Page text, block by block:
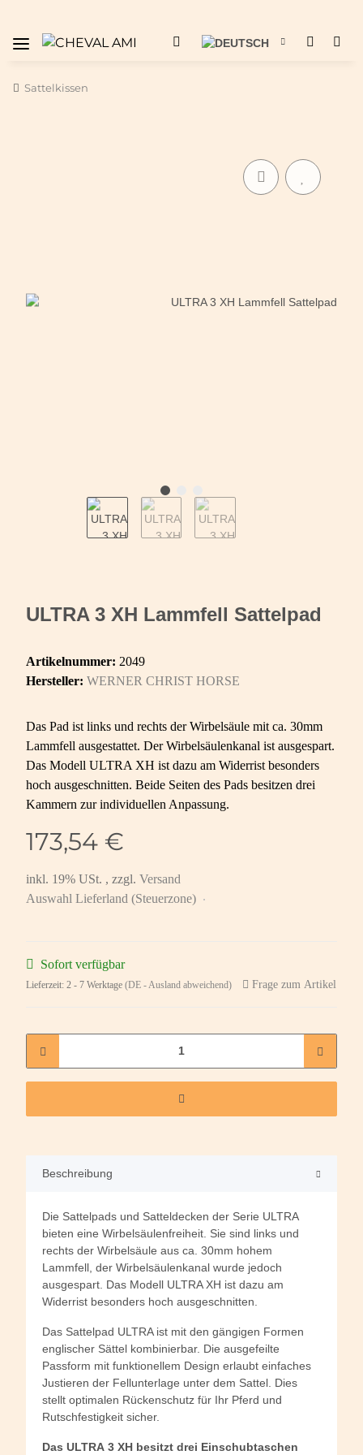
Sattelkissen
ULTRA 3 XH Lammfell Sattelpad
Artikelnummer: 2049
Hersteller: WERNER CHRIST HORSE
Das Pad ist links und rechts der Wirbelsäule mit ca. 30mm
Lammfell ausgestattet. Der Wirbelsäulenkanal ist ausgespart.
Das Modell ULTRA XH ist dazu am Widerrist besonders
hoch ausgeschnitten. Beide Seiten des Pads besitzen drei
Kammern zur individuellen Anpassung.
173,54 €
inkl. 19% USt. , zzgl. Versand
Auswahl Lieferland (Steuerzone)
Sofort verfügbar
Lieferzeit: 2 - 7 Werktage (DE - Ausland abweichend) Frage zum Artikel
Beschreibung
Die Sattelpads und Satteldecken der Serie ULTRA
bieten eine Wirbelsäulenfreiheit. Sie sind links und
rechts der Wirbelsäule aus ca. 30mm hohem
Lammfell, der Wirbelsäulenkanal wurde jedoch
ausgespart. Das Modell ULTRA XH ist dazu am
Widerrist besonders hoch ausgeschnitten.
Das Sattelpad ULTRA ist mit den gängigen Formen
englischer Sättel kombinierbar. Die ausgefeilte
Passform mit funktionellem Design erlaubt einfaches
Justieren der Fellunterlage unter dem Sattel. Dies
stellt optimalen Rückenschutz für Ihr Pferd und
Rutschfestigkeit sicher.
Das ULTRA 3 XH besitzt drei Einschubtaschen